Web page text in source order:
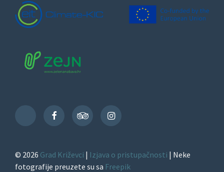
TikTok
FacebookTripAdvisorInstagram
© 2026 Grad Križevci | Izjava o pristupačnosti | Neke
fotografije preuzete su sa Freepik